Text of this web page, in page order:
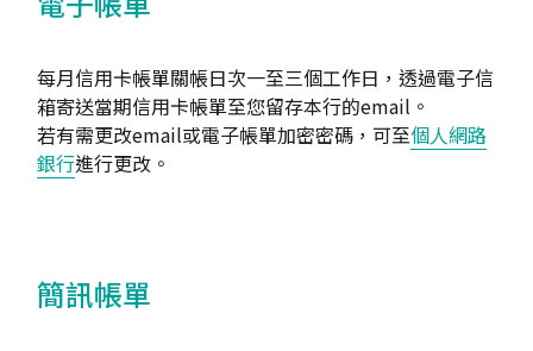
每月信用卡帳單關帳日次一至三個工作日，透過電子信
箱寄送當期信用卡帳單至您留存本行的email。
若有需更改email或電子帳單加密密碼，可至個人網路
銀行進行更改。
簡訊帳單